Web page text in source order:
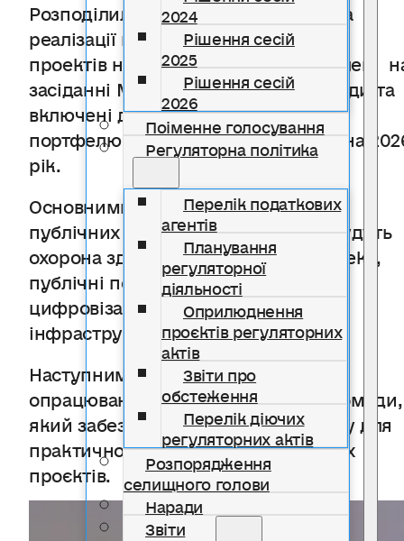
2024
Рішення сесій
2025
Рішення сесій
2026
Поіменне голосування
Регуляторна політика
Перелік податкових
агентів
Планування
регуляторної
діяльності
Оприлюднення
проєктів регуляторних
актів
Звіти про
обстеження
Перелік діючих
регуляторних актів
Розпорядження
селищного голови
Наради
Звіти
Розподілили кошти на підготовку та
реалізації публічних інвестиційних
проектів на 2026 рік, які були схвалені
засіданні Місцевої інвестиційної ради та
включені до єдиного проектного
портфелю Солотвинської громади на
рік.
Основними сферами для реалізації
публічних інвестицій в 2026 році будуть
охорона здоров’я, громадська безпека,
публічні послуги і пов’язана з ним
цифровізація та муніципальна
інфраструктура та послуги.
Наступним етапом стане подальше
опрацювання проєкту бюджету громади,
який забезпечить фінансову основу для
практичної реалізації затверджених
проєктів.